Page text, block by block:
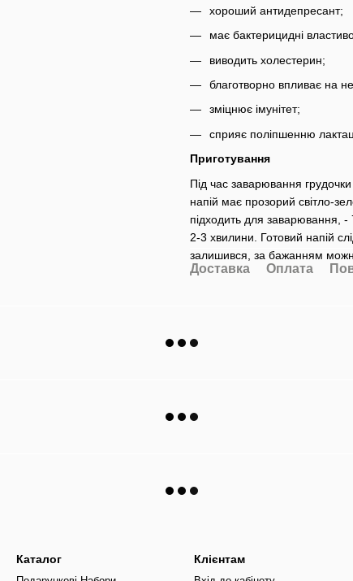
хороший антидепресант;
має бактерицидні
виводить холестерин;
благотворно впливає на
зміцнює імунітет;
сприяє поліпшенню
Приготування
Під час заварювання грудочки
напій має прозорий світло-
підходить для заварювання,
2-3 хвилини. Готовий напій
залишився, за бажанням
Доставка Оплата
Каталог Клієнтам